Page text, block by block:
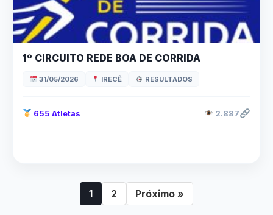
1º CIRCUITO REDE BOA DE CORRIDA
31/05/2026 IRECÊ RESULTADOS
655 Atletas 2.887
1 2 Próximo »